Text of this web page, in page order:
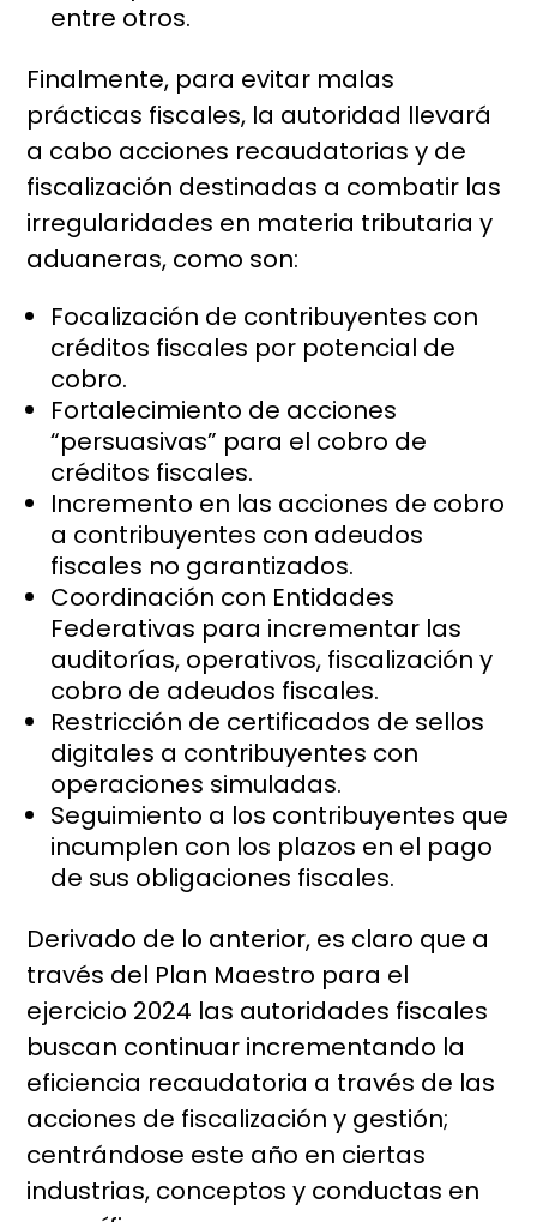
entre otros.
Finalmente, para evitar malas
prácticas fiscales, la autoridad llevará
a cabo acciones recaudatorias y de
fiscalización destinadas a combatir las
irregularidades en materia tributaria y
aduaneras, como son:
Focalización de contribuyentes con
créditos fiscales por potencial de
cobro.
Fortalecimiento de acciones
“persuasivas” para el cobro de
créditos fiscales.
Incremento en las acciones de cobro
a contribuyentes con adeudos
fiscales no garantizados.
Coordinación con Entidades
Federativas para incrementar las
auditorías, operativos, fiscalización y
cobro de adeudos fiscales.
Restricción de certificados de sellos
digitales a contribuyentes con
operaciones simuladas.
Seguimiento a los contribuyentes que
incumplen con los plazos en el pago
de sus obligaciones fiscales.
Derivado de lo anterior, es claro que a
través del Plan Maestro para el
ejercicio 2024 las autoridades fiscales
buscan continuar incrementando la
eficiencia recaudatoria a través de las
acciones de fiscalización y gestión;
centrándose este año en ciertas
industrias, conceptos y conductas en